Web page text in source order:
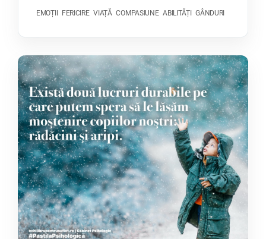
EMOȚII FERICIRE VIAȚĂ COMPASIUNE ABILITĂȚI GÂNDURI